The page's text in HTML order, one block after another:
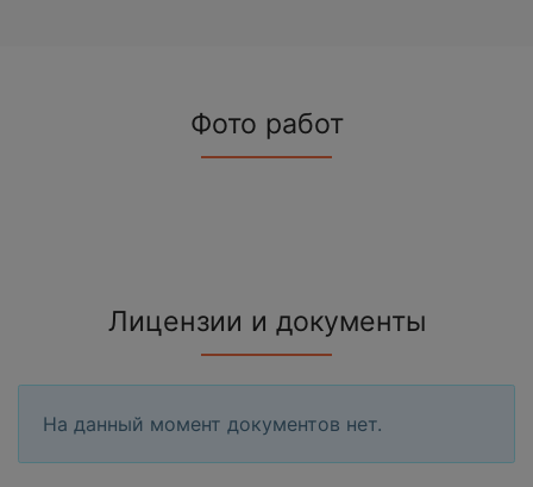
Фото работ
Лицензии и документы
На данный момент документов нет.